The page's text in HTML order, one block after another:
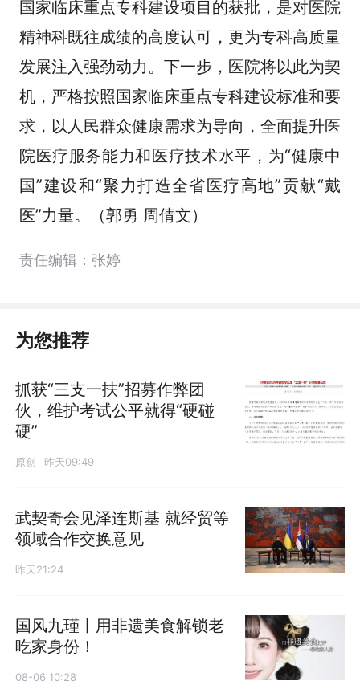
国家临床重点专科建设项目的获批，是对医院
精神科既往成绩的高度认可，更为专科高质量
发展注入强劲动力。下一步，医院将以此为契
机，严格按照国家临床重点专科建设标准和要
求，以人民群众健康需求为导向，全面提升医
院医疗服务能力和医疗技术水平，为“健康中
国”建设和“聚力打造全省医疗高地”贡献“戴
医”力量。（郭勇 周倩文）
责任编辑：张婷
为您推荐
抓获“三支一扶”招募作弊团
伙，维护考试公平就得“硬碰
硬”
原创 昨天09:49
武契奇会见泽连斯基 就经贸等
领域合作交换意见
昨天21:24
国风九瑾丨用非遗美食解锁老
吃家身份！
08-06 10:28